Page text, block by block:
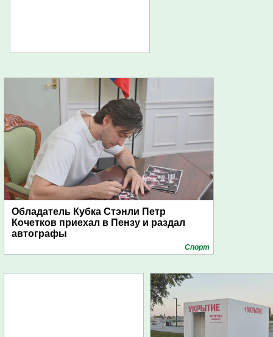
Обладатель Кубка Стэнли Петр
Кочетков приехал в Пензу и раздал
автографы
Спорт